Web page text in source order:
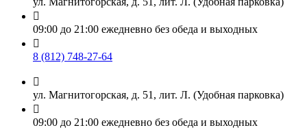

09:00 до 21:00 ежедневно без обеда и выходных

8 (812) 748-27-64

ул. Магнитогорская, д. 51, лит. Л. (Удобная парковка)

09:00 до 21:00 ежедневно без обеда и выходных